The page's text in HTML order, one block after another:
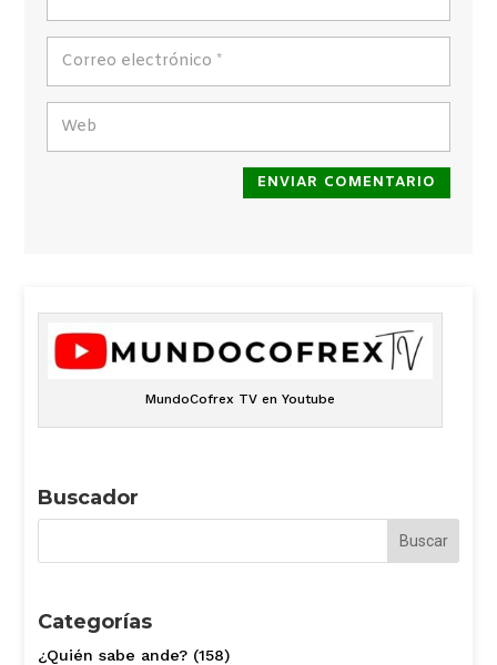
ENVIAR COMENTARIO
MundoCofrex TV en Youtube
Buscador
Categorías
¿Quién sabe ande?(158)